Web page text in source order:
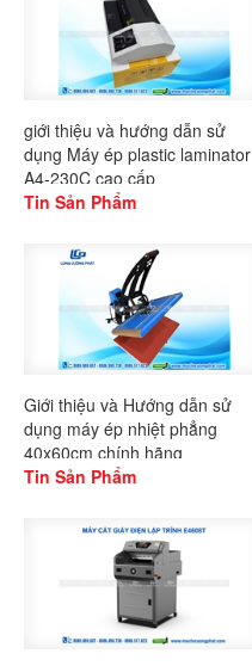
giới thiệu và hướng dẫn sử
dụng Máy ép plastic laminator
A4-230C cao cấp
Tin Sản Phẩm
Giới thiệu và Hướng dẫn sử
dụng máy ép nhiệt phẳng
40x60cm chính hãng
Gaoshang
Tin Sản Phẩm